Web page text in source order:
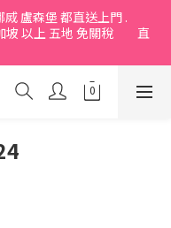
盧森堡 都直送上門 .
以上 五地 免關稅         直